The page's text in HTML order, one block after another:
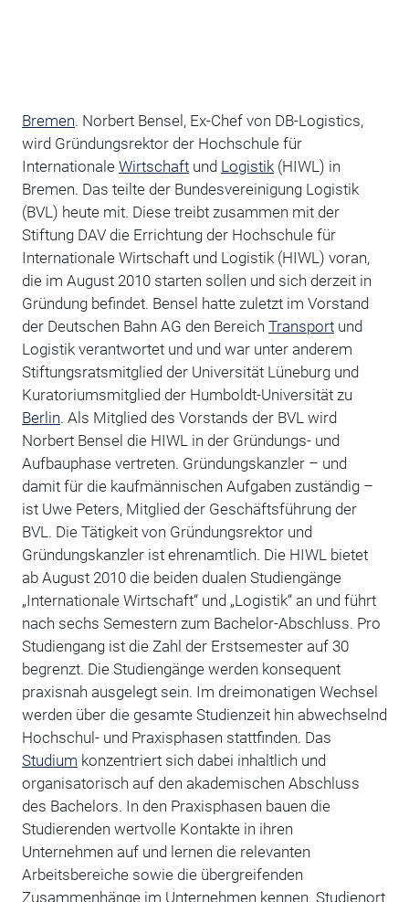
Bremen. Norbert Bensel, Ex-Chef von DB-Logistics,
wird Gründungsrektor der Hochschule für
Internationale Wirtschaftund Logistik(HIWL) in
Bremen. Das teilte der Bundesvereinigung Logistik
(BVL) heute mit. Diese treibt zusammen mit der
Stiftung DAV die Errichtung der Hochschule für
Internationale Wirtschaft und Logistik (HIWL) voran,
die im August 2010 starten sollen und sich derzeit in
Gründung befindet. Bensel hatte zuletzt im Vorstand
der Deutschen Bahn AG den Bereich Transportund
Logistik verantwortet und und war unter anderem
Stiftungsratsmitglied der Universität Lüneburg und
Kuratoriumsmitglied der Humboldt-Universität zu
Berlin. Als Mitglied des Vorstands der BVL wird
Norbert Bensel die HIWL in der Gründungs- und
Aufbauphase vertreten. Gründungskanzler – und
damit für die kaufmännischen Aufgaben zuständig –
ist Uwe Peters, Mitglied der Geschäftsführung der
BVL. Die Tätigkeit von Gründungsrektor und
Gründungskanzler ist ehrenamtlich. Die HIWL bietet
ab August 2010 die beiden dualen Studiengänge
„Internationale Wirtschaft“ und „Logistik“ an und führt
nach sechs Semestern zum Bachelor-Abschluss. Pro
Studiengang ist die Zahl der Erstsemester auf 30
begrenzt. Die Studiengänge werden konsequent
praxisnah ausgelegt sein. Im dreimonatigen Wechsel
werden über die gesamte Studienzeit hin abwechselnd
Hochschul- und Praxisphasen stattfinden. Das
Studium konzentriert sich dabei inhaltlich und
organisatorisch auf den akademischen Abschluss
des Bachelors. In den Praxisphasen bauen die
Studierenden wertvolle Kontakte in ihren
Unternehmen auf und lernen die relevanten
Arbeitsbereiche sowie die übergreifenden
Zusammenhänge im Unternehmen kennen. Studienort